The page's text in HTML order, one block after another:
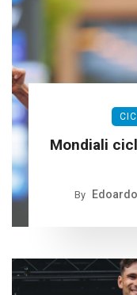
Mondiali
By